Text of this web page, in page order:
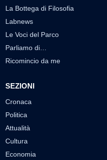
La Bottega di Filosofia
Labnews
Le Voci del Parco
Parliamo di…
Ricomincio da me
SEZIONI
Cronaca
Politica
Attualità
Cultura
Economia